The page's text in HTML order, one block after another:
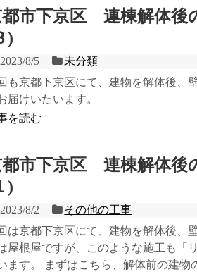
都市下京区 連棟解体後
)
2023/8/5
未分類
も京都下京区にて、建物を解体後、
届けいたいます。
を読む
都市下京区 連棟解体後
)
2023/8/2
その他の工事
は京都下京区にて、建物を解体後、
屋根屋ですが、このような施工も「
ます。 まずはこちら、解体前の建物